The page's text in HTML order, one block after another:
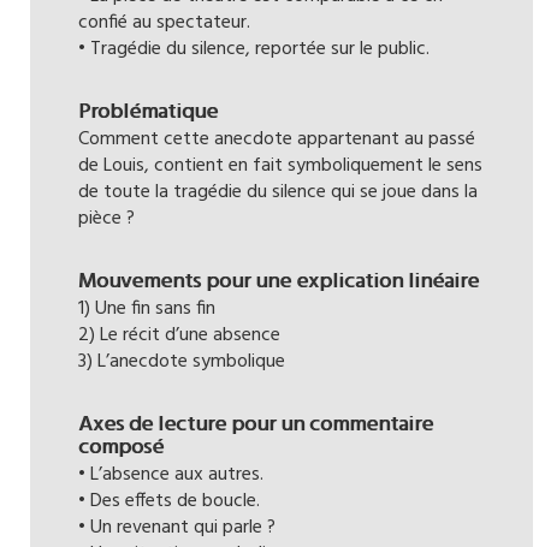
confié au spectateur.
• Tragédie du silence, reportée sur le public.
Problématique
Comment cette anecdote appartenant au passé
de Louis, contient en fait symboliquement le sens
de toute la tragédie du silence qui se joue dans la
pièce ?
Mouvements pour une explication linéaire
1) Une fin sans fin
2) Le récit d’une absence
3) L’anecdote symbolique
Axes de lecture pour un commentaire
composé
• L’absence aux autres.
• Des effets de boucle.
• Un revenant qui parle ?